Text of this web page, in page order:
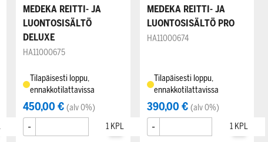
MEDEKA REITTI- JA
LUONTOSISÄLTÖ
DELUXE
HA11000675
Tilapäisesti loppu,
ennakkotilattavissa
450,00 € (alv 0%)
-
MEDEKA REITTI- JA
LUONTOSISÄLTÖ PRO
HA11000674
Tilapäisesti loppu,
ennakkotilattavissa
390,00 € (alv 0%)
-